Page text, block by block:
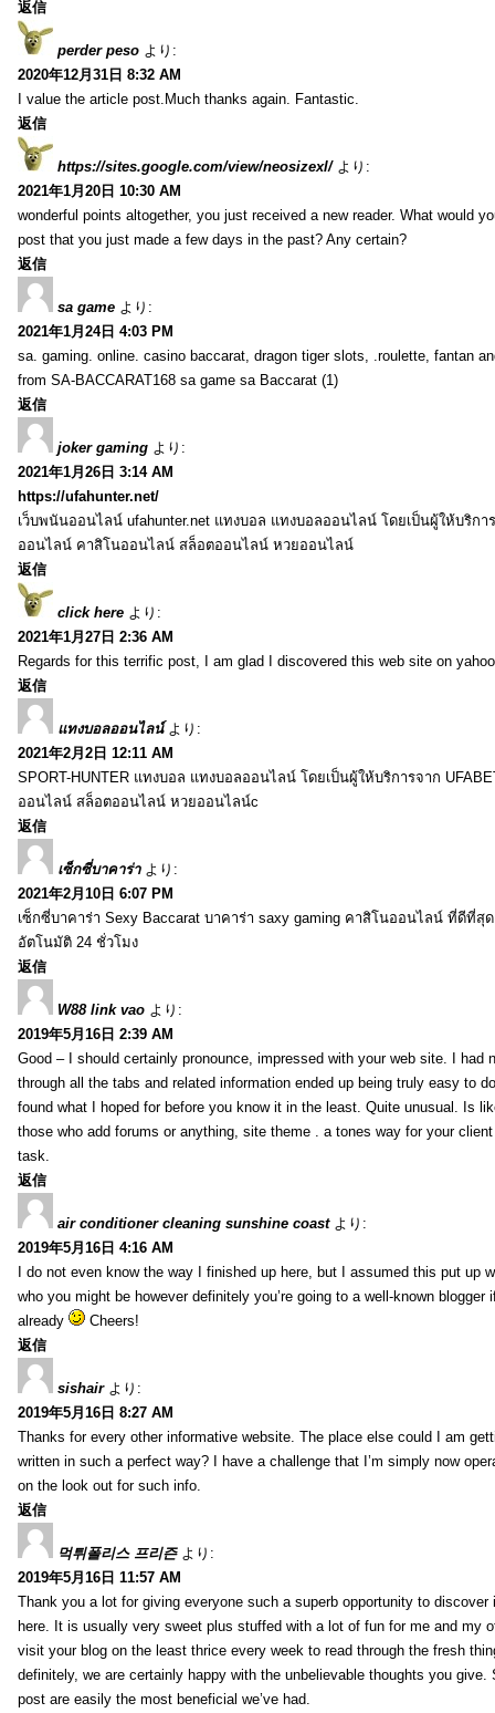
返信
perder peso より:
2020年12月31日 8:32 AM
I value the article post.Much thanks again. Fantastic.
返信
https://sites.google.com/view/neosizexl/ より:
2021年1月20日 10:30 AM
wonderful points altogether, you just received a new reader. What would
post that you just made a few days in the past? Any certain?
返信
sa game より:
2021年1月24日 4:03 PM
sa. gaming. online. casino baccarat, dragon tiger slots, .roulette, fantan
from SA-BACCARAT168 sa game sa Baccarat (1)
返信
joker gaming より:
2021年1月26日 3:14 AM
https://ufahunter.net/
เว็บพนันออนไลน์ ufahunter.net แทงบอล แทงบอลออนไลน์ โดยเป็นผู้ให้บริกา
ออนไลน์ คาสิโนออนไลน์ สล็อตออนไลน์ หวยออนไลน์
返信
click here より:
2021年1月27日 2:36 AM
Regards for this terrific post, I am glad I discovered this web site on
返信
แทงบอลออนไลน์ より:
2021年2月2日 12:11 AM
SPORT-HUNTER แทงบอล แทงบอลออนไลน์ โดยเป็นผู้ให้บริการจาก
ออนไลน์ สล็อตออนไลน์ หวยออนไลน์c
返信
เซ็กซี่บาคาร่า より:
2021年2月10日 6:07 PM
เซ็กซี่บาคาร่า Sexy Baccarat บาคาร่า saxy gaming คาสิโนออนไลน์ ที่ดีที่สุ
อัตโนมัติ 24 ชั่วโมง
返信
W88 link vao より:
2019年5月16日 2:39 AM
Good – I should certainly pronounce, impressed with your web site. I had
through all the tabs and related information ended up being truly easy to
found what I hoped for before you know it in the least. Quite unusual. Is
those who add forums or anything, site theme . a tones way for your
task.
返信
air conditioner cleaning sunshine coast より:
2019年5月16日 4:16 AM
I do not even know the way I finished up here, but I assumed this put up
who you might be however definitely you’re going to a well-known blogger
already
Cheers!
返信
sishair より:
2019年5月16日 8:27 AM
Thanks for every other informative website. The place else could I am
written in such a perfect way? I have a challenge that I’m simply now
on the look out for such info.
返信
먹튀폴리스 프리즌 より:
2019年5月16日 11:57 AM
Thank you a lot for giving everyone such a superb opportunity to discover
here. It is usually very sweet plus stuffed with a lot of fun for me and my
visit your blog on the least thrice every week to read through the fresh
definitely, we are certainly happy with the unbelievable thoughts you
post are easily the most beneficial we’ve had.